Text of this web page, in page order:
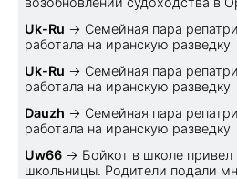
Uk-Ru → Семейная пара
работала на иранскую разведку
Uk-Ru → Семейная пара
работала на иранскую разведку
Dauzh → Семейная пара
работала на иранскую разведку
Uw66 → Бойкот в школе привел
школьницы. Родители подали